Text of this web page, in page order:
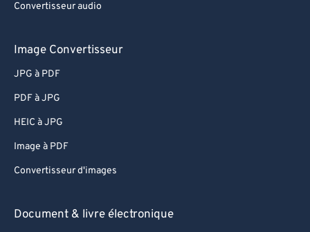
Convertisseur audio
Image Convertisseur
JPG à PDF
PDF à JPG
HEIC à JPG
Image à PDF
Convertisseur d'images
Document & livre électronique